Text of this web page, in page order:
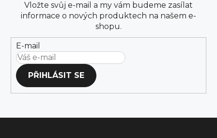
Vložte svůj e-mail a my vám budeme zasílat
informace o nových produktech na našem e-
shopu.
E-mail
PŘIHLÁSIT SE